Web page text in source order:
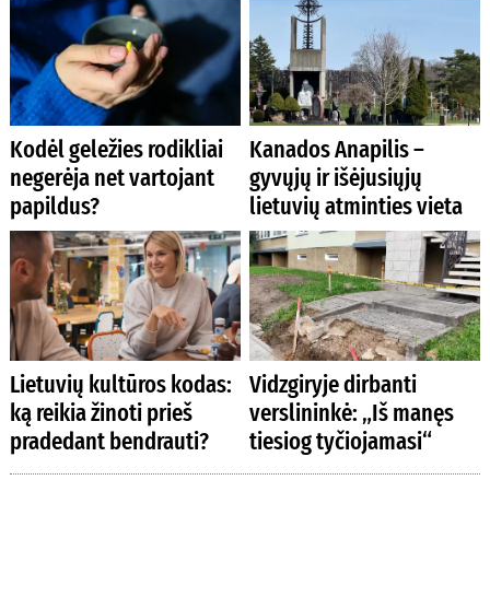
Kodėl geležies rodikliai
negerėja net vartojant
papildus?
Kanados Anapilis –
gyvųjų ir išėjusiųjų
lietuvių atminties vieta
Lietuvių kultūros kodas:
ką reikia žinoti prieš
pradedant bendrauti?
Vidzgiryje dirbanti
verslininkė: „Iš manęs
tiesiog tyčiojamasi“